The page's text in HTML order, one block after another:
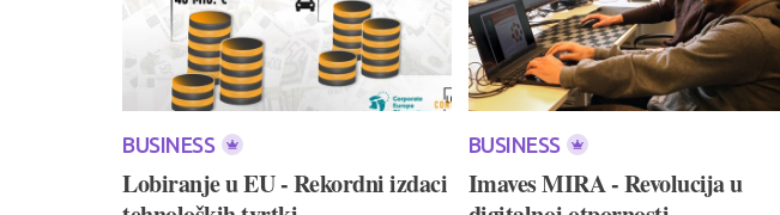
BUSINESS
Lobiranje u EU - Rekordni izdaci
BUSINESS
Imaves MIRA - Revolucija u